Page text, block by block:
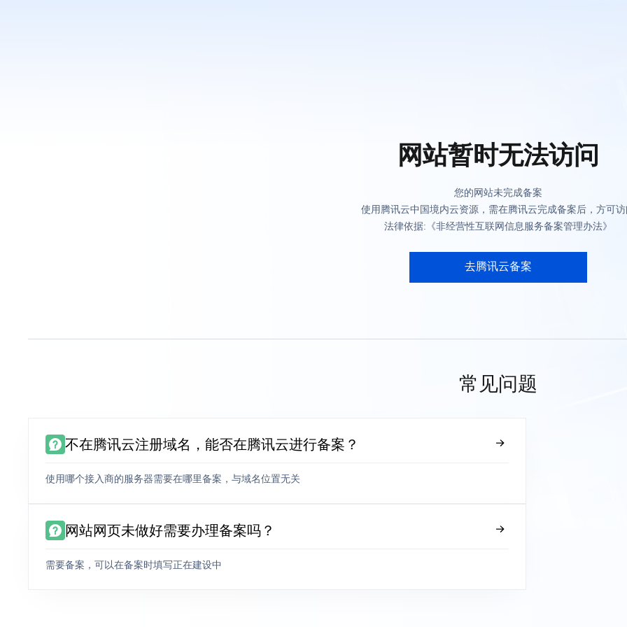
网站暂时无法访问
您的网站未完成备案
使用腾讯云中国境内云资源，需在腾讯云完成备案后，方可
法律依据:《非经营性互联网信息服务备案管理办法》
去腾讯云备案
常见问题
不在腾讯云注册域名，能否在腾讯云进行备案？
使用哪个接入商的服务器需要在哪里备案，与域名位置无关
网站网页未做好需要办理备案吗？
需要备案，可以在备案时填写正在建设中